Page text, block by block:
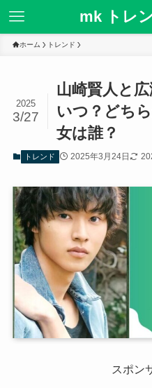
mk トレ
ホーム トレンド
山崎賢人と
いつ？どち
女は誰？
2025
3/27
トレンド 2025年3月24日
スポン